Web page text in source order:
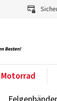
Motorrad